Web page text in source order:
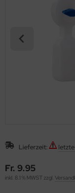
Lieferzeit:
Fr. 9.95
inkl. 8.1 % MWST zzgl.